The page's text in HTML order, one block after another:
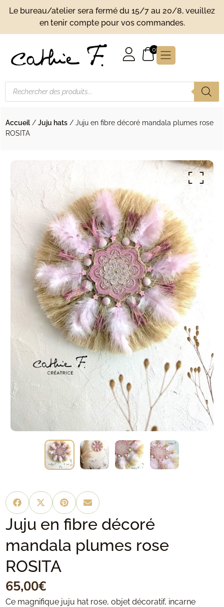
Le bureau/atelier sera fermé du 15/7 au 20/8, veuillez
en tenir compte pour vos commandes.
0
Accueil / Juju hats / Juju en fibre décoré mandala plumes rose
ROSITA
Juju en fibre décoré
mandala plumes rose
ROSITA
65,00€
Ce magnifique juju hat rose, objet décoratif, incarne